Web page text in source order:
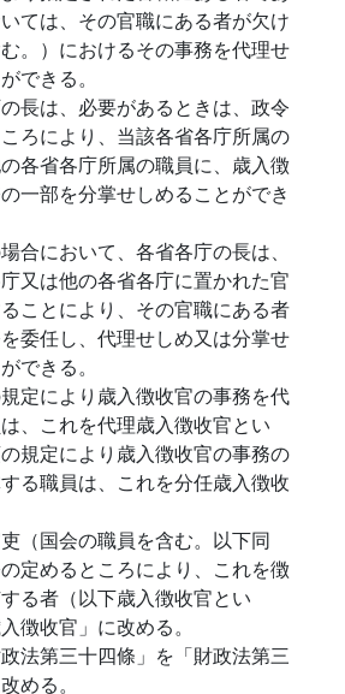
ては、その官職にある者が欠け
。）におけるその事務を代理せ
できる。
長は、必要があるときは、政令
ろにより、当該各省各庁所属の
各省各庁所属の職員に、歳入徴
一部を分掌せしめることができ
合において、各省各庁の長は、
又は他の各省各庁に置かれた官
ことにより、その官職にある者
委任し、代理せしめ又は分掌せ
できる。
定により歳入徴收官の事務を代
、これを代理歳入徴收官とい
規定により歳入徴收官の事務の
る職員は、これを分任歳入徴收
（国会の職員を含む。以下同
定めるところにより、これを徴
る者（以下歳入徴收官とい
徴收官」に改める。
法第三十四條」を「財政法第三
める。